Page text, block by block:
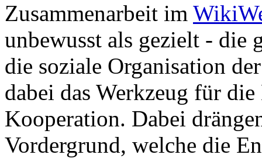
Zusammenarbeit im
unbewusst als gezielt - die
die soziale Organisation
dabei das Werkzeug für
Kooperation. Dabei
Vordergrund, welche die